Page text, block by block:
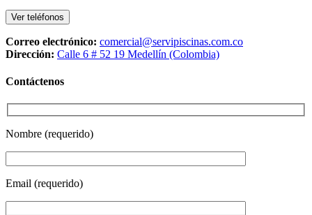
Ver teléfonos
Correo electrónico: comercial@servipiscinas.com.co
Dirección: Calle 6 # 52 19 Medellín (Colombia)
Contáctenos
Nombre (requerido)
Email (requerido)